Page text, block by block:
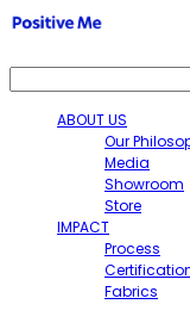
ABOUT US
Our
Media
Showroom
Store
IMPACT
Process
Fabrics